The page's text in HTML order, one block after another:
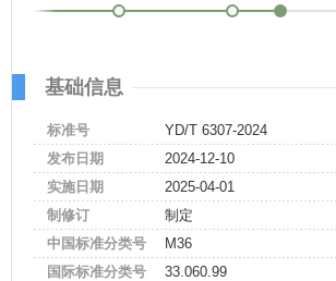
基础信息
标准号
YD/T 6307-2024
发布日期
2024-12-10
实施日期
2025-04-01
制修订
制定
中国标准分类号
M36
国际标准分类号
33.060.99